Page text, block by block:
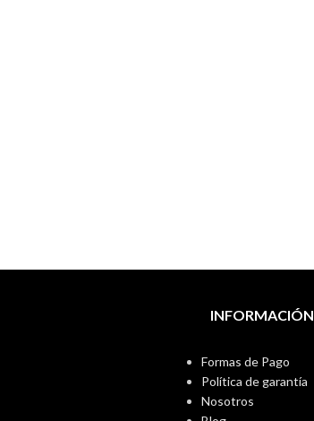
INFORMACIÓN
Formas de Pago
Política de garantía
Nosotros